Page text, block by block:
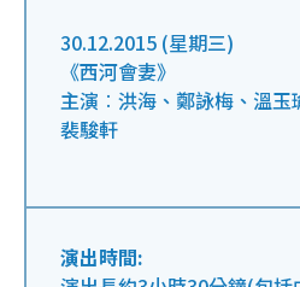
30.12.2015 (星期三)
《西河會妻》
主演︰洪海、鄭詠梅、溫玉
裴駿軒
演出時間: